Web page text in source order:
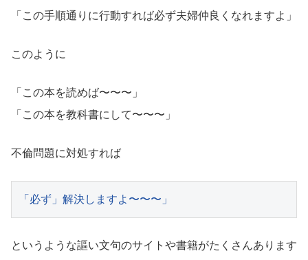
「この手順通りに行動すれば必ず夫婦仲良くなれますよ」
このように
「この本を読めば〜〜〜」
「この本を教科書にして〜〜〜」
不倫問題に対処すれば
「必ず」解決しますよ〜〜〜」
というような謳い文句のサイトや書籍がたくさんあります